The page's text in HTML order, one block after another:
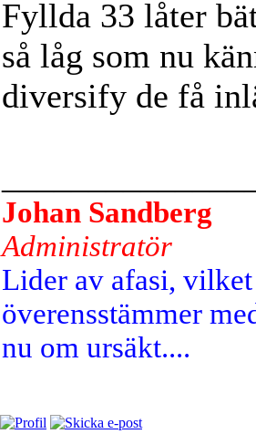
Fyllda 33 låter
så låg som nu
diversify de få
Johan Sandberg
Administratör
Lider av afasi,
överensstämmer
nu om ursäkt....